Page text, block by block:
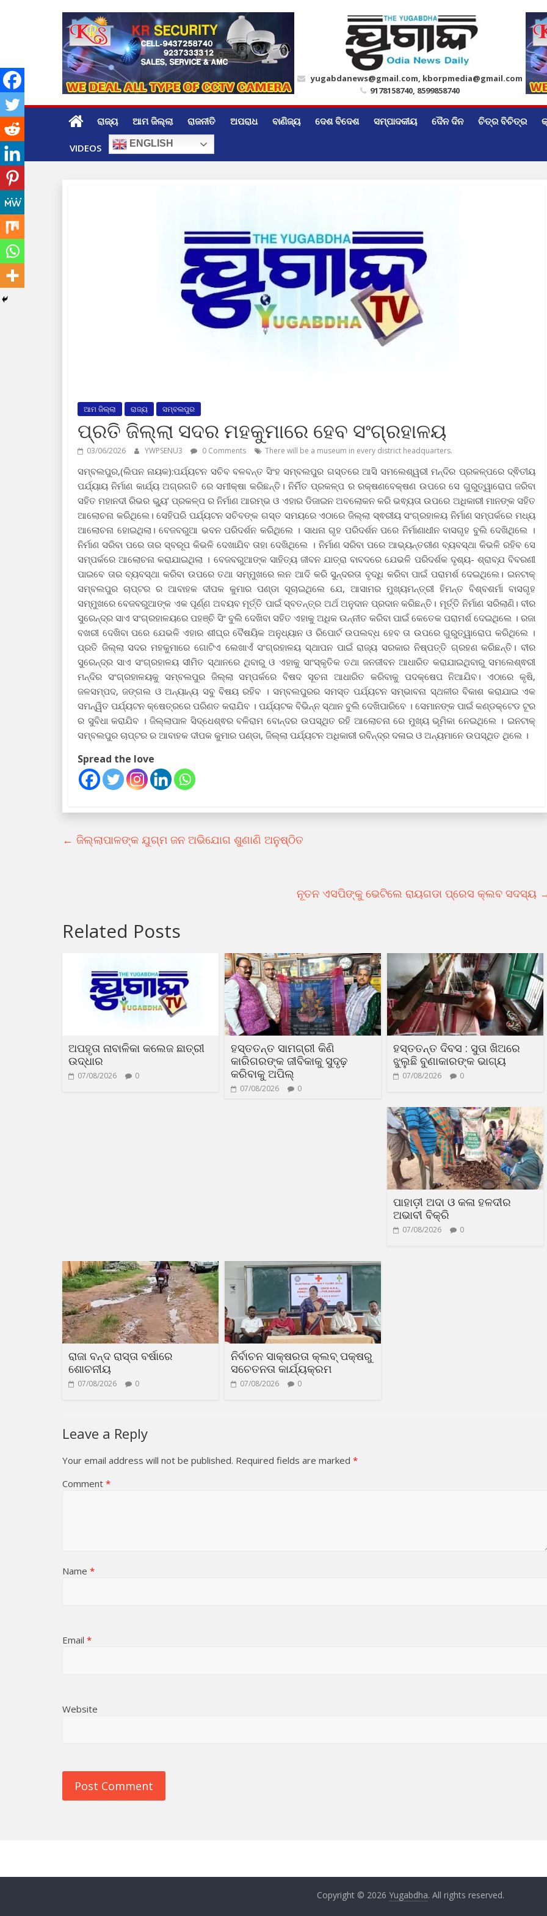
yugabdanews@gmail.com, kborpmedia@gmail.com
9178158740, 8599858740
ରାଜ୍ୟ ଆମ ଜିଲ୍ଲା ରାଜନୀତି ଅପରାଧ ବାଣିଜ୍ୟ ଦେଶ ବିଦେଶ ସମ୍ପାଦକୀୟ ଦୈନ ଦିନ ଚିତ୍ର ବିଚିତ୍ର
VIDEOS ENGLISH
ଆମ ଜିଲ୍ଲା ରାଜ୍ୟ ସମ୍ବଲପୁର
ପ୍ରତି ଜିଲ୍ଲା ସଦର ମହକୁମାରେ ହେବ ସଂଗ୍ରହାଳୟ
03/06/2026 YWPSENU3 0 Comments There will be a museum in every district headquarters.
ସମ୍ବଲପୁର,(ଲିପନ ନାୟକ):ପର୍ଯ୍ୟଟନ ସଚିବ ବଳବନ୍ତ ସିଂହ ସମ୍ବଲପୁର ଗସ୍ତରେ ଆସି ସମଲେଶ୍ୱରୀ ମନ୍ଦିର ପ୍ରକଳ୍ପରେ ଦ୍ଵିତୀୟ
ପର୍ଯ୍ୟାୟ ନିର୍ମାଣ କାର୍ଯ୍ୟ ଅଗ୍ରଗତି ରେ ସମୀକ୍ଷା କରିଛନ୍ତି। ନିର୍ମିତ ପ୍ରକଳ୍ପ ର ରକ୍ଷଣବେକ୍ଷଣ ଉପରେ ସେ ଗୁରୁତ୍ୱାରୋପ ଜରିବା
ସହିତ ମହାନଦୀ ରିଭର ଭ୍ୟୁ’ ପ୍ରକଳ୍ପ ର ନିର୍ମାଣ ଆରମ୍ଭ ଓ ଏହାର ଡିଜାଇନ ଅବଲୋକନ କରି ଭଵ୍ୟତା ଉପରେ ଅଧିକାରୀ ମାନଙ୍କ ସହିତ
ଆଲୋଚନା କରିଥିଲେ। ସେହିପରି ପର୍ଯ୍ୟଟନ ସଚିବଙ୍କ ଗସ୍ତ ସମୟରେ ଏଠାରେ ଜିଲ୍ଲା ସ୍ଵରୀୟ ସଂଗ୍ରହାଳୟ ନିର୍ମାଣ ସମ୍ପର୍କରେ ମଧ୍ୟ
ଆଲୋଚନା ହୋଇଥିଲା। ବେଜବରୁଆ ଭବନ ପରିଦର୍ଶନ କରିଥିଲେ । ସାଧନା ଗୃହ ପରିଦର୍ଶନ ପରେ ନିର୍ମାଣାଧୀନ ବାସଗୃହ ବୁଲି ଦେଖିଥିଲେ ।
ନିର୍ମାଣ ସରିବା ପରେ ତାର ସ୍ବରୂପ କିଭଳି ଦେଖାଯିବ ତାହା ଦେଖିଥିଲେ । ନିର୍ମାଣ ସରିବା ପରେ ଆଭ୍ୟନ୍ତରୀଣ ବ୍ୟବସ୍ଥା କିଭଳି ରହିବ ସେ
ସମ୍ପର୍କରେ ଆଲୋଚନା କରାଯାଇଥିଲା । ବେଜବରୁଆଙ୍କ ସାହିତ୍ୟ ଜୀବନ ଯାତ୍ରା ବାବଦରେ ଯେଭଳି ପରିଦର୍ଶକ ଦୃଶ୍ୟ- ଶ୍ରାବ୍ଯ ବିବରଣୀ
ପାଇବେ ତାର ବ୍ୟବସ୍ଥା କରିବା ଉପରେ ତଥା ସମ୍ମୁଖରେ ଲନ ଆଦି କରି ସୁନ୍ଦରତା ବୃଦ୍ଧି କରିବା ପାଇଁ ପରାମର୍ଶ ଦେଇଥିଲେ। ଇନଟାକ୍
ସମ୍ବଲପୁର ଚାପ୍ଟର ର ଆବାହକ ଦୀପକ କୁମାର ପଣ୍ଡା ସୂଚାଇଥିଲେ ଯେ, ଆସାମର ମୁଖ୍ୟମନ୍ତ୍ରୀ ହିମନ୍ତ ବିଶ୍ବଶର୍ମା ବାସଗୃହ
ସମ୍ମୁଖରେ ବେଜବରୁଆଙ୍କ ଏକ ପୂର୍ଣ୍ଣ ଅବୟବ ମୂର୍ତ୍ତି ପାଇଁ ସ୍ବତନ୍ତ୍ର ଅର୍ଥ ଅନୁଦାନ ପ୍ରଦାନ କରିଛନ୍ତି। ମୂର୍ତ୍ତି ନିର୍ମାଣ ସରିଲାଣି। ବୀର
ସୁରେନ୍ଦ୍ର ସାଏ ସଂଗ୍ରହାଳୟରେ ପହଞ୍ଚି ସିଂ ବୁଲି ଦେଖିବା ସହିତ ଏହାକୁ ଅଧିକ ଉନ୍ନୀତ କରିବା ପାଇଁ କେତେକ ପରାମର୍ଶ ଦେଇଥିଲେ । ରଜା
ବଖରୀ ଦେଖିବା ପରେ ଯେଭଳି ଏହାର ଶୀଘ୍ର ବୈଷୟିକ ଅନୁଧ୍ୟାନ ଓ ରିପୋର୍ଟ ଉପଲବ୍ଧ ହେବ ତା ଉପରେ ଗୁରୁତ୍ୱାରୋପ କରିଥିଲେ ।
ପ୍ରତି ଜିଲ୍ଲା ସଦର ମହକୁମାରେ ଗୋଟିଏ ଲେଖାଏଁ ସଂଗ୍ରହାଳୟ ସ୍ଥାପନ‌ ପାଇଁ ରାଜ୍ୟ ସରକାର ନିଷ୍ପତ୍ତି ଗ୍ରହଣ କରିଛନ୍ତି।‌ ବୀର
ସୁରେନ୍ଦ୍ର ସାଏ ସଂଗ୍ରହାଳୟ ସୀମିତ ସ୍ଥାନରେ ଥିବାରୁ ଓ ଏହାକୁ ସାଂସ୍କୃତିକ ତଥା ଜନଜୀବନ ଆଧାରିତ କରାଯାଇଥିବାରୁ ସମଲେଶ୍ଵରୀ
ମନ୍ଦିର ସଂଗ୍ରହାଳୟକୁ ସମ୍ବଲପୁର ଜିଲ୍ଲା ସମ୍ପର୍କରେ ବିଷଦ ସୂଚନା ଆଧାରିତ କରିବାକୁ ପଦକ୍ଷେପ ନିଆଯିବ। ଏଠାରେ କୃଷି,
ଜଳସମ୍ପଦ, ଜଙ୍ଗଲ ଓ ଅନ୍ୟାନ୍ୟ ସବୁ ବିଷୟ ରହିବ । ସମ୍ବଲପୁରର ସମସ୍ତ ପର୍ଯ୍ୟଟନ ସମ୍ଭାବନା ସ୍ଥଳୀର ବିକାଶ କରାଯାଇ ଏକ
ସମନ୍ୱିତ ପର୍ଯ୍ୟଟନ କ୍ଷେତ୍ରରେ ପରିଣତ କରାଯିବ । ପର୍ଯ୍ୟଟକ ବିଭିନ୍ନ ସ୍ଥାନ ବୁଲି ଦେଖିପାରିବେ । ସେମାନଙ୍କ ପାଇଁ କଣ୍ଡକ୍ଟେଡ ଟୂର
ର ସୁବିଧା କରାଯିବ । ଜିଲ୍ଲାପାଳ ସିଦ୍ଧେଶ୍ଵର ବଳିରାମ ବୋନ୍ଦର ଉପସ୍ଥିତ ରହି ଆଲୋଚନା ରେ ମୁଖ୍ୟ ଭୂମିକା ନେଇଥିଲେ । ଇନଟାକ୍
ସମ୍ବଲପୁର ଚାପ୍ଟର ର ଆବାହକ ଦୀପକ କୁମାର ପଣ୍ଡା, ଜିଲ୍ଲା ପର୍ଯ୍ୟଟନ ଅଧିକାରୀ ରବିନ୍ଦ୍ର ଦଳାଇ ଓ ଅନ୍ୟମାନେ ଉପସ୍ଥିତ ଥିଲେ ।
Spread the love
← ଜିଲ୍ଲାପାଳଙ୍କ ଯୁଗ୍ମ ଜନ ଅଭିଯୋଗ ଶୁଣାଣି ଅନୁଷ୍ଠିତ
ନୂତନ ଏସପିଙ୍କୁ ଭେଟିଲେ ରାୟଗଡା ପ୍ରେସ କ୍ଲବ ସଦସ୍ୟ
Related Posts
ଅପହୃତା ନାବାଳିକା କଲେଜ ଛାତ୍ରୀ
ଉଦ୍ଧାର
07/08/2026 0
ହସ୍ତତନ୍ତ ସାମଗ୍ରୀ କିଣି
କାରିଗରଙ୍କ ଜୀବିକାକୁ ସୁଦୃଢ଼
କରିବାକୁ ଅପିଲ୍
07/08/2026 0
ହସ୍ତତନ୍ତ ଦିବସ : ସୁତା ଖିଅରେ
ଝୁଲୁଛି ବୁଣାକାରଙ୍କ ଭାଗ୍ୟ
07/08/2026 0
ପାହାଡ଼ୀ ଅଦା ଓ କଳା ହଳଦୀର
ଅଭାବୀ ବିକ୍ରି
07/08/2026 0
ରାଜା ବନ୍ଦ ରାସ୍ତା ବର୍ଷାରେ
ଶୋଚନୀୟ
07/08/2026 0
ନିର୍ବାଚନ ସାକ୍ଷରତା କ୍ଲବ୍ ପକ୍ଷରୁ
ସଚେତନତା କାର୍ଯ୍ୟକ୍ରମ
07/08/2026 0
Leave a Reply
Your email address will not be published. Required fields are marked *
Comment *
Name *
Email *
Website
Copyright © 2026 Yugabdha. All rights reserved.